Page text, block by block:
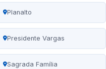
Planalto
Presidente Vargas
Sagrada Família